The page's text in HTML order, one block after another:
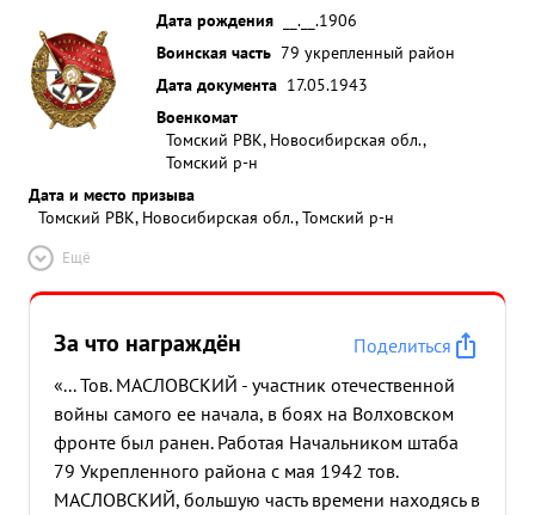
Дата рождения
__.__.1906
Воинская часть 79 укрепленный район
Дата документа 17.05.1943
Военкомат
Томский РВК, Новосибирская обл.,
Томский р-н
Дата и место призыва
Томский РВК, Новосибирская обл., Томский р-н
Ещё
За что награждён
Поделиться
«... Тов. МАСЛОВСКИЙ - участник отечественной
войны самого ее начала, в боях на Волховском
фронте был ранен. Работая Начальником штаба
79 Укрепленного района с мая 1942 тов.
МАСЛОВСКИЙ, большую часть времени находясь в